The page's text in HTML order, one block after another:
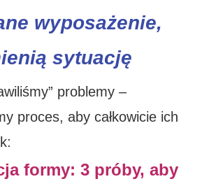
wyposażenie,
sytuację
problemy –
proces, aby całkowicie ich
formy: 3 próby, aby